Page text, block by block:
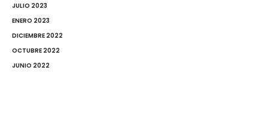
JULIO 2023
ENERO 2023
DICIEMBRE 2022
OCTUBRE 2022
JUNIO 2022